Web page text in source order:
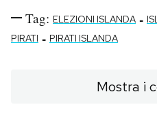
Tag: ELEZIONI ISLANDA -
PIRATI - PIRATI ISLANDA
Mostra i